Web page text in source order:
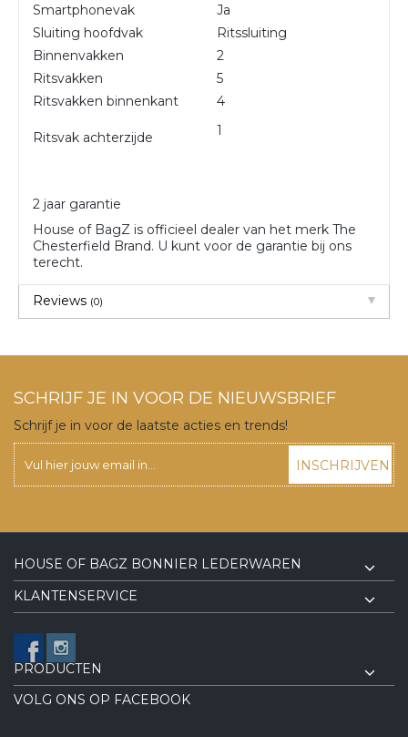
Smartphonevak
Ja
Sluiting hoofdvak
Ritssluiting
Binnenvakken
2
Ritsvakken
5
Ritsvakken binnenkant
4
Ritsvak achterzijde 1
2 jaar garantie
House of BagZ is officieel dealer van het merk The
Chesterfield Brand. U kunt voor de garantie bij ons
terecht.
Reviews (0)
SCHRIJF JE IN VOOR DE NIEUWSBRIEF
Schrijf je in voor de laatste acties en trends!
INSCHRIJVEN
HOUSE OF BAGZ BONNIER LEDERWAREN
KLANTENSERVICE
PRODUCTEN
VOLG ONS OP FACEBOOK